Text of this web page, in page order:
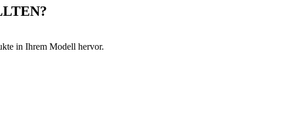
in Ihrem Modell hervor.